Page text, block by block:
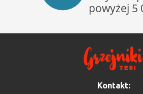
Kontakt: